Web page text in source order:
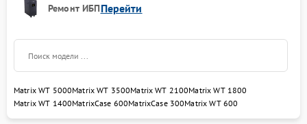
Ремонт ИБППерейти
Matrix WT 5000Matrix WT 3500Matrix WT 2100Matrix WT 1800
Matrix WT 1400MatrixCase 600MatrixCase 300Matrix WT 600